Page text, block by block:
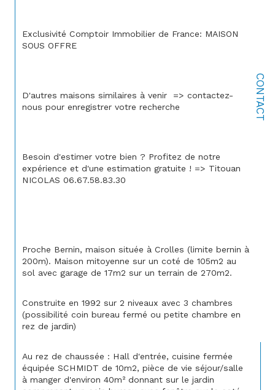
CONTACT
Exclusivité Comptoir Immobilier de France: MAISON
SOUS OFFRE
D'autres maisons similaires à venir  => contactez-
nous pour enregistrer votre recherche
Besoin d'estimer votre bien ? Profitez de notre
expérience et d'une estimation gratuite ! => Titouan
NICOLAS 06.67.58.83.30
Proche Bernin, maison située à Crolles (limite bernin à
200m). Maison mitoyenne sur un coté de 105m2 au
sol avec garage de 17m2 sur un terrain de 270m2.
Construite en 1992 sur 2 niveaux avec 3 chambres
(possibilité coin bureau fermé ou petite chambre en
rez de jardin)
Au rez de chaussée : Hall d'entrée, cuisine fermée
équipée SCHMIDT de 10m2, pièce de vie séjour/salle
à manger d'environ 40m² donnant sur le jardin